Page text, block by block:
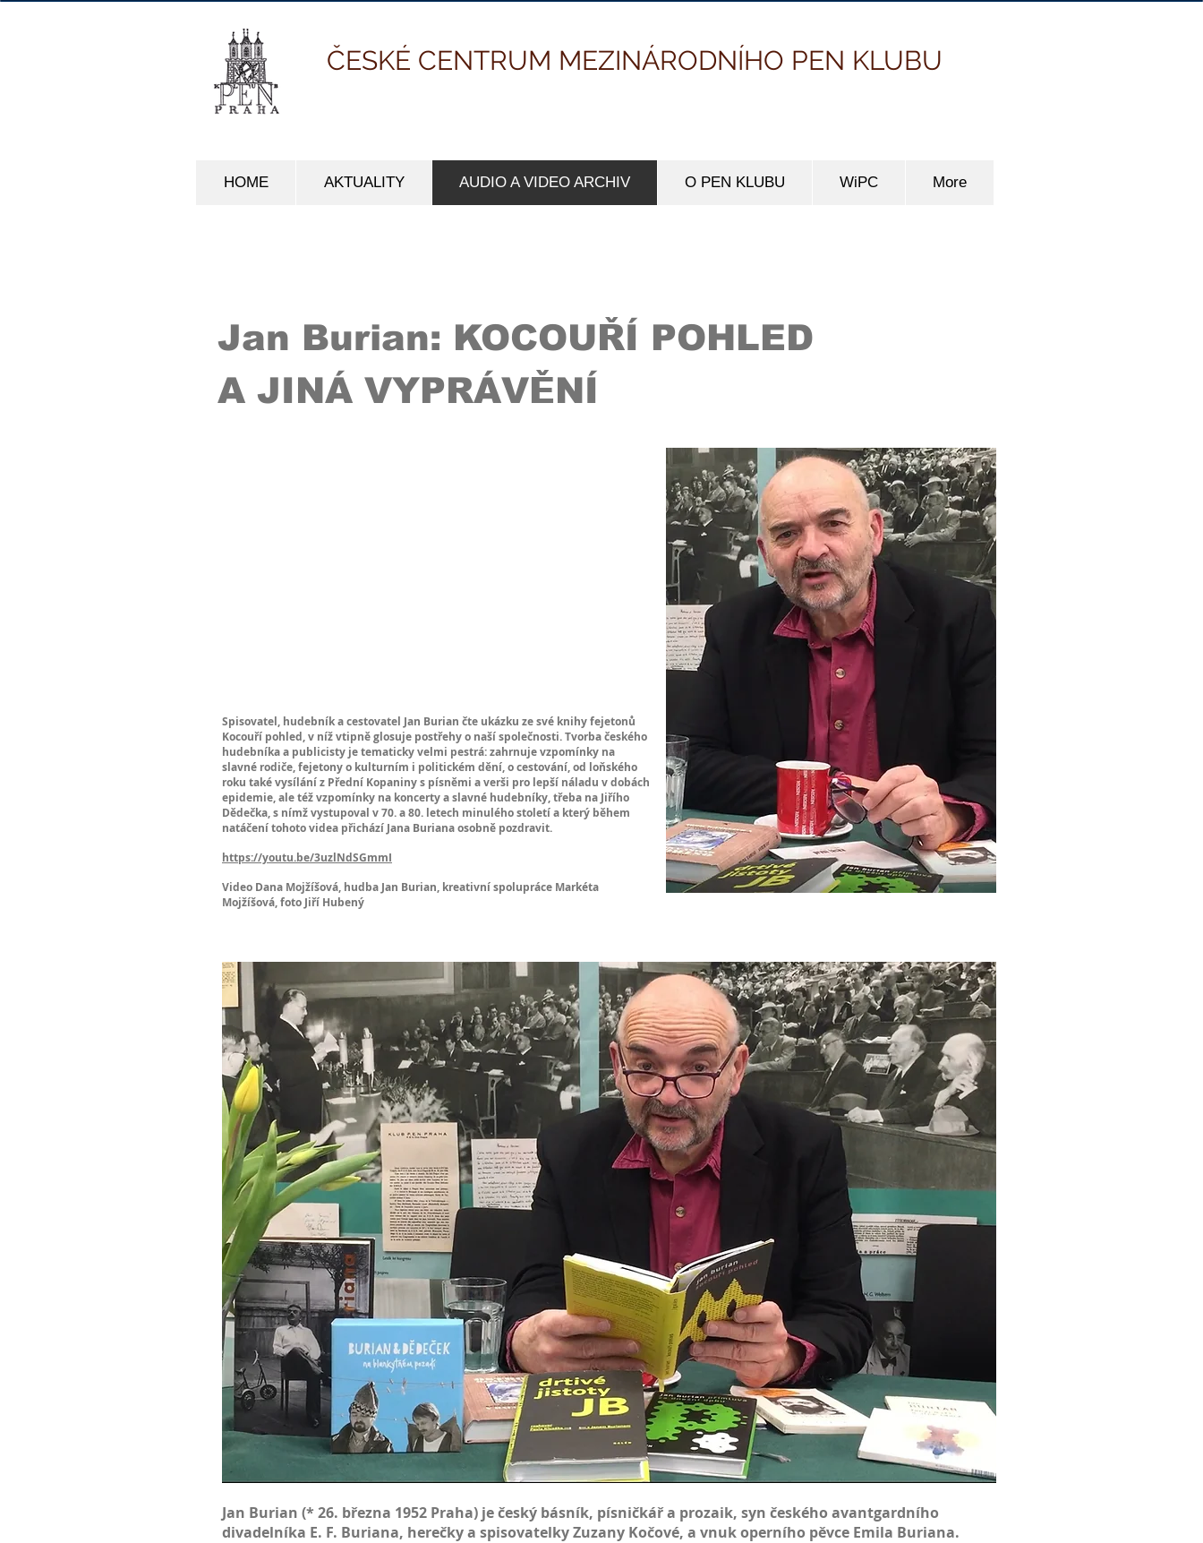
ČESKÉ CENTRUM MEZINÁRODNÍHO PEN KLUBU
HOME AKTUALITY AUDIO A VIDEO ARCHIV O PEN KLUBU WiPC More
Jan Burian: KOCOUŘÍ POHLED
A JINÁ VYPRÁVĚNÍ
Spisovatel, hudebník a cestovatel Jan Burian čte ukázku ze své knihy fejetonů
Kocouří pohled, v níž vtipně glosuje postřehy o naší společnosti. Tvorba českého
hudebníka a publicisty je tematicky velmi pestrá: zahrnuje vzpomínky na
slavné rodiče, fejetony o kulturním i politickém dění, o cestování, od loňského
roku také vysílání z Přední Kopaniny s písněmi a verši pro lepší náladu v dobách
epidemie, ale též vzpomínky na koncerty a slavné hudebníky, třeba na Jiřího
Dědečka, s nímž vystupoval v 70. a 80. letech minulého století a který během
natáčení tohoto videa přichází Jana Buriana osobně pozdravit.
https://youtu.be/3uzlNdSGmmI
Video Dana Mojžíšová, hudba Jan Burian, kreativní spolupráce Markéta
Mojžíšová, foto Jiří Hubený
Jan Burian (* 26. března 1952 Praha) ječeský básník, písničkář a prozaik, syn českého avantgardního
divadelníka E. F. Buriana, herečky a spisovatelkyZuzany Kočové, a vnuk operního pěvce Emila Buriana.